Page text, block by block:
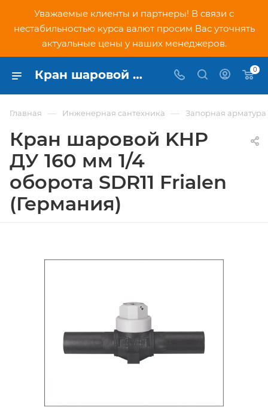
Уважаемые клиенты и партнеры! В связи с
нестабильностью курса валют просим Вас уточнять
актуальные цены у наших менеджеров.
Кран шаровой KHP ДУ 160 мм 1/4 оборота SDR11 Frialen (Германия) - купить по низкой цене в Москве, интернет-магазин PNDtech.ru 0
Главная — Инженерная сантехника — Запорная арматура
Кран шаровой KHP
ДУ 160 мм 1/4
оборота SDR11 Frialen
(Германия)